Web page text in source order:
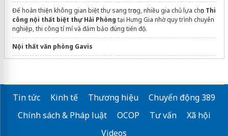
Để hoàn thiện không gian biệt thự sang trọng, nhiều gia chủ lựa chọn Thi
công nội thất biệt thự Hải Phòng tại Hưng Gia nhờ quy trình chuyên
nghiệp, thi công tỉ mỉ và đảm bảo đúng tiến độ.
Nội thất văn phòng Gavis
Tin tức Kinh tế Thương hiệu
Chuyển động 389
Chính sách & Pháp luật
OCOP Tư vấn
Xã hội
Videos